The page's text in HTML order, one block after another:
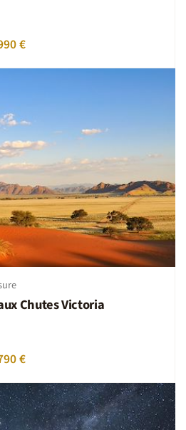
€
Chutes Victoria
€